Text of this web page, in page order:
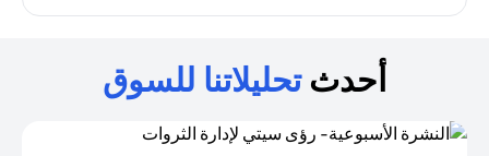
أحدثتحليلاتنا للسوق